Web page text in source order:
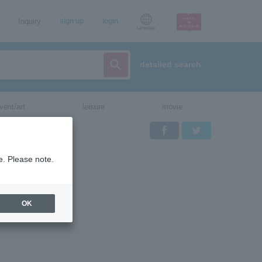
Inquiry sign up login
detailed search
art leisure movie
Facebook
Please note.
OK